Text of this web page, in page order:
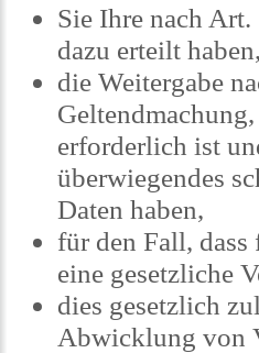
Sie Ihre nach
dazu erteilt
die Weitergabe
erforderlich ist
überwiegendes
Daten haben,
für den Fall,
eine gesetzliche
dies gesetzlich
Abwicklung von